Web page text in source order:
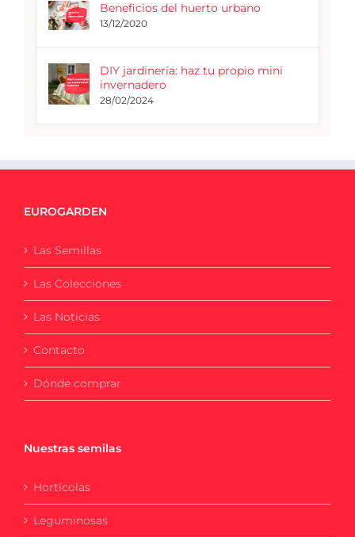
Beneficios del huerto urbano
13/12/2020
DIY jardinería: haz tu propio mini
invernadero
28/02/2024
EUROGARDEN
Las Semillas
Las Colecciones
Las Noticias
Contacto
Dónde comprar
Nuestras semilas
Hortícolas
Leguminosas